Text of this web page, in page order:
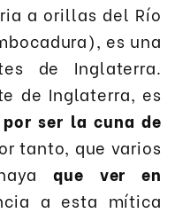
a orillas del Río
es una
de Inglaterra.
de Inglaterra, es
ser la cuna de
tanto, que varios
que ver en
a esta mítica